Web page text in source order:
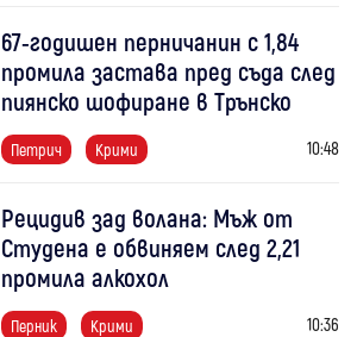
67-годишен перничанин с 1,84
промила застава пред съда след
пиянско шофиране в Трънско
Петрич Крими 10:48
Рецидив зад волана: Мъж от
Студена е обвиняем след 2,21
промила алкохол
Перник Крими 10:36